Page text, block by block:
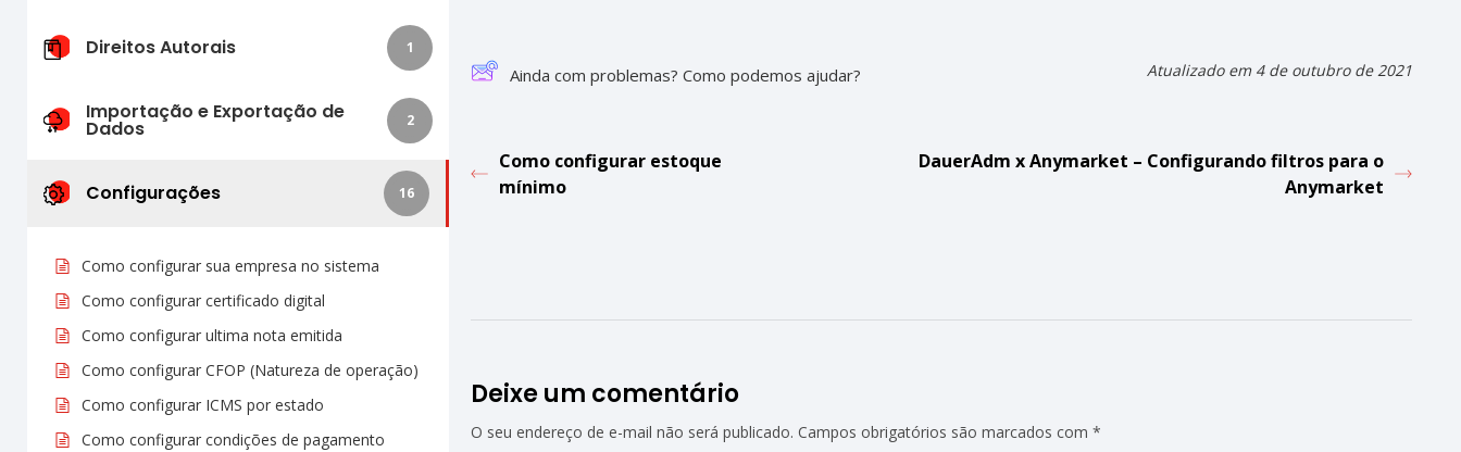
Direitos Autorais 1
Importação e Exportação de
Dados 2
Configurações 16
Como configurar sua empresa no sistema
Como configurar certificado digital
Como configurar ultima nota emitida
Como configurar CFOP (Natureza de operação)
Como configurar ICMS por estado
Como configurar condições de pagamento
Ainda com problemas? Como podemos ajudar? Atualizado em 4 de outubro de 2021
Como configurar estoque
mínimo
DauerAdm x Anymarket – Configurando filtros para o
Anymarket
Deixe um comentário
O seu endereço de e-mail não será publicado. Campos obrigatórios são marcados com*